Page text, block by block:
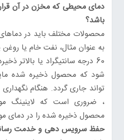
دمای محیطی که مخزن در آن قرار
باشد؟
محصولات مختلف باید در
به عنوان مثال، نفت خام یا روغن
60 درجه سانتیگراد یا بالاتر
شود که محصول ذخیره شده
تواند جاری گردد. هنگام
، ضروری است که لاینینگ
محصول ذخیره شده را در دمای
حفظ سرویس دهی و خدمت